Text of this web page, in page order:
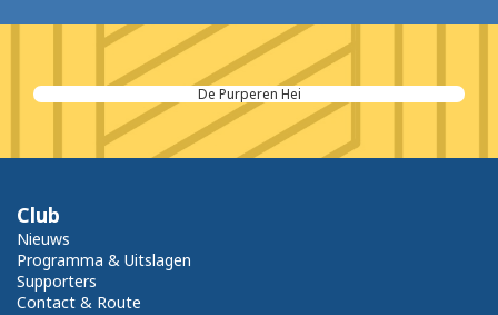
De Purperen Hei
Club
Nieuws
Programma & Uitslagen
Supporters
Contact & Route